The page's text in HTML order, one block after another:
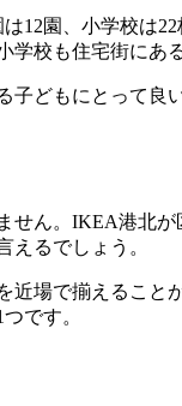
12園、小学校は
校も住宅街にあ
どもにとって良
ん。IKEA港北
るでしょう。
場で揃えるこ
です。